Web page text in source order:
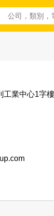
工業中心1字